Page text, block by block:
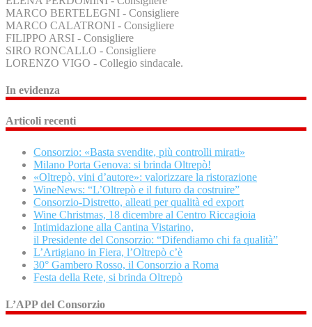
MARCO BERTELEGNI - Consigliere
MARCO CALATRONI - Consigliere
FILIPPO ARSI - Consigliere
SIRO RONCALLO - Consigliere
LORENZO VIGO - Collegio sindacale.
In evidenza
Articoli recenti
Consorzio: «Basta svendite, più controlli mirati»
Milano Porta Genova: si brinda Oltrepò!
«Oltrepò, vini d’autore»: valorizzare la ristorazione
WineNews: “L’Oltrepò e il futuro da costruire”
Consorzio-Distretto, alleati per qualità ed export
Wine Christmas, 18 dicembre al Centro Riccagioia
Intimidazione alla Cantina Vistarino,
il Presidente del Consorzio: “Difendiamo chi fa qualità”
L’Artigiano in Fiera, l’Oltrepò c’è
30° Gambero Rosso, il Consorzio a Roma
Festa della Rete, si brinda Oltrepò
L’APP del Consorzio